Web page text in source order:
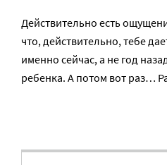
Действительно есть
что, действительно, тебе
именно сейчас, а не год
ребенка. А потом вот раз…